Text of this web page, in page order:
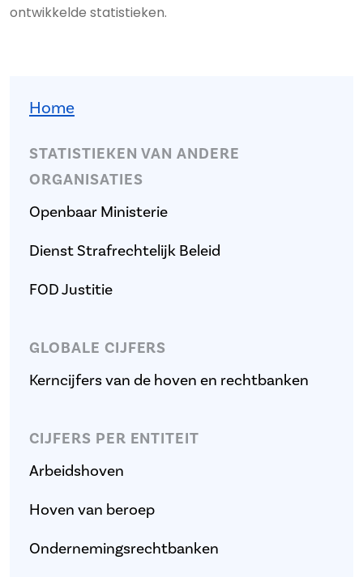
ontwikkelde statistieken.
Stat-menu
Home
STATISTIEKEN VAN ANDERE
ORGANISATIES
Openbaar Ministerie
Dienst Strafrechtelijk Beleid
FOD Justitie
GLOBALE CIJFERS
Kerncijfers van de hoven en rechtbanken
CIJFERS PER ENTITEIT
Arbeidshoven
Hoven van beroep
Ondernemingsrechtbanken